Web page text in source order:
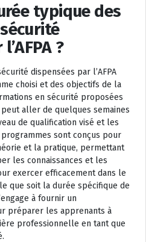
typique des
?
dispensées par l’AFPA
choisi et des objectifs de la
en sécurité proposées
peut aller de quelques semaines
de qualification visé et les
sont conçus pour
et la pratique, permettant
les connaissances et les
exercer efficacement dans le
que soit la durée spécifique de
à fournir un
préparer les apprenants à
professionnelle en tant que